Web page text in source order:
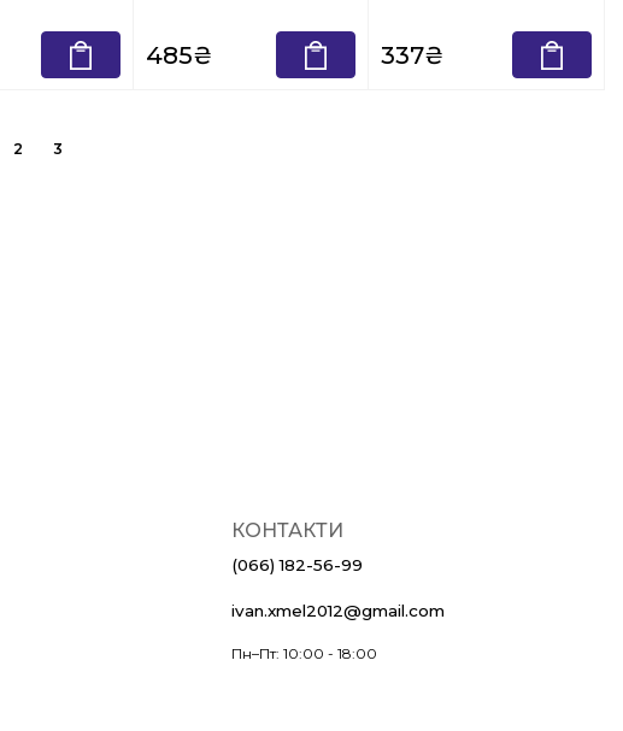
485₴ 337₴
2 3
КОНТАКТИ
(066) 182-56-99
ivan.xmel2012@gmail.com
Пн–Пт: 10:00 - 18:00